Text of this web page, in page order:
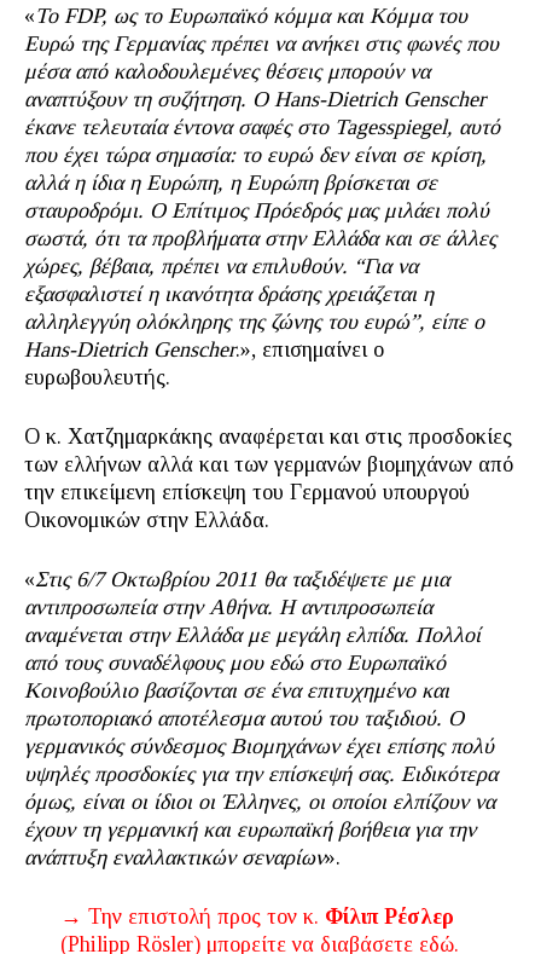
«ΤοFDP, ως το Ευρωπαϊκό κόμμα και Κόμμα του
Ευρώ της Γερμανίας πρέπει να ανήκει στις φωνές που
μέσα από καλοδουλεμένες θέσεις μπορούν να
αναπτύξουν τη συζήτηση. Ο Hans-Dietrich Genscher
έκανε τελευταία έντονα σαφές στο Tagesspiegel, αυτό
που έχει τώρα σημασία: το ευρώ δεν είναι σε κρίση,
αλλά η ίδια η Ευρώπη, η Ευρώπη βρίσκεται σε
σταυροδρόμι. Ο Επίτιμος Πρόεδρός μας μιλάει πολύ
σωστά, ότι τα προβλήματα στην Ελλάδα και σε άλλες
χώρες, βέβαια, πρέπει να επιλυθούν. “Για να
εξασφαλιστεί η ικανότητα δράσης χρειάζεται η
αλληλεγγύη ολόκληρης της ζώνης του ευρώ”, είπε ο
Hans-Dietrich Genscher.», επισημαίνει ο
ευρωβουλευτής.
Ο κ. Χατζημαρκάκης αναφέρεται και στις προσδοκίες
των ελλήνων αλλά και των γερμανών βιομηχάνων από
την επικείμενη επίσκεψη του Γερμανού υπουργού
Οικονομικών στην Ελλάδα.
«Στις 6/7 Οκτωβρίου 2011 θα ταξιδέψετε με μια
αντιπροσωπεία στην Αθήνα. Η αντιπροσωπεία
αναμένεται στην Ελλάδα με μεγάλη ελπίδα. Πολλοί
από τους συναδέλφους μου εδώ στο Ευρωπαϊκό
Κοινοβούλιο βασίζονται σε ένα επιτυχημένο και
πρωτοποριακό αποτέλεσμα αυτού του ταξιδιού. Ο
γερμανικός σύνδεσμος Βιομηχάνων έχει επίσης πολύ
υψηλές προσδοκίες για την επίσκεψή σας. Ειδικότερα
όμως, είναι οι ίδιοι οι Έλληνες, οι οποίοι ελπίζουν να
έχουν τη γερμανική και ευρωπαϊκή βοήθεια για την
ανάπτυξη εναλλακτικών σεναρίων».
→ Την επιστολή προς τον κ. Φίλιπ Ρέσλερ
(Philipp Rösler) μπορείτε να διαβάσετε εδώ.